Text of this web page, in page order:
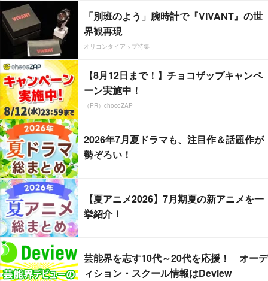
「別班のよう」腕時計で『VIVANT』の世
界観再現
オリコンタイアップ特集
【8月12日まで！】チョコザップキャンペ
ーン実施中！
（PR）chocoZAP
2026年7月夏ドラマも、注目作＆話題作が
勢ぞろい！
【夏アニメ2026】7月期夏の新アニメを一
挙紹介！
芸能界を志す10代～20代を応援！ オーデ
ィション・スクール情報はDeview